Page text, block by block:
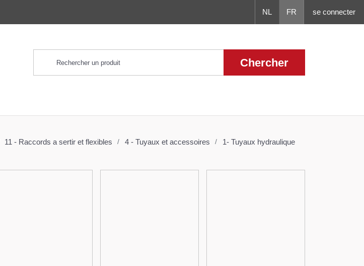
NL FR se connecter
Chercher
11 - Raccords a sertir et flexibles
4 - Tuyaux et accessoires